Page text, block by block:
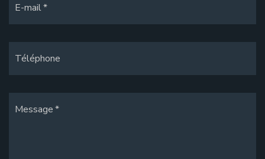
E-mail
Téléphone
Message